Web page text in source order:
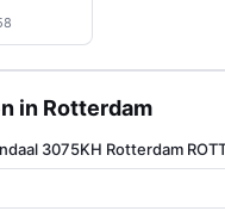
in Rotterdam
3075KH Rotterdam